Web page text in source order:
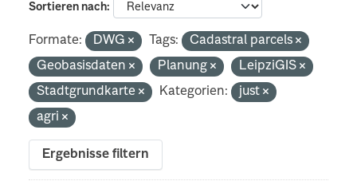
Sortieren nach
Formate: DWG Tags:
Cadastral parcels
Geobasisdaten
Planung
LeipziGIS
Stadtgrundkarte
Kategorien:
just
agri
Ergebnisse filtern